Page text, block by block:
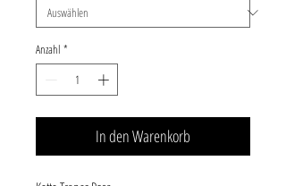
Anzahl *
In den Warenkorb